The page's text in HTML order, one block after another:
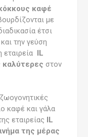
καφέ
με
έτσι
την γεύση
IL
καλύτερες στον
καφέ και γάλα
εταιρείας IL
της μέρας